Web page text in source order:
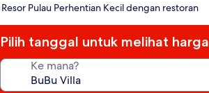
bintang
Resor Pulau Perhentian Kecil dengan restoran
Pilih tanggal untuk melihat harga
Ke mana?